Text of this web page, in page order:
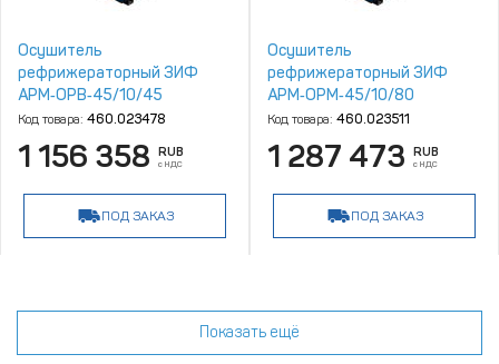
Осушитель
рефрижераторный ЗИФ
АРМ‑ОРВ‑45/10/45
Код товара: 460.023478
1 156 358 RUB
с НДС
ПОД ЗАКАЗ
Осушитель
рефрижераторный ЗИФ
АРМ‑ОРМ‑45/10/80
Код товара: 460.023511
1 287 473 RUB
с НДС
ПОД ЗАКАЗ
Показать ещё